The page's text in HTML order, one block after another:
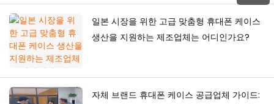
일본 시장을 위한 고급 맞춤형 휴대폰 케이스
생산을 지원하는 제조업체는 어디인가요?
자체 브랜드 휴대폰 케이스 공급업체 가이드: